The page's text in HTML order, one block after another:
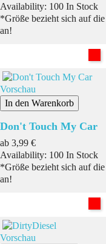
Availability: 100 In Stock
*Größe bezieht sich auf
an!
Vorschau
In den Warenkorb
Don't Touch My Car
ab Preis
3,99 €
Availability: 100 In Stock
*Größe bezieht sich auf
an!
Vorschau